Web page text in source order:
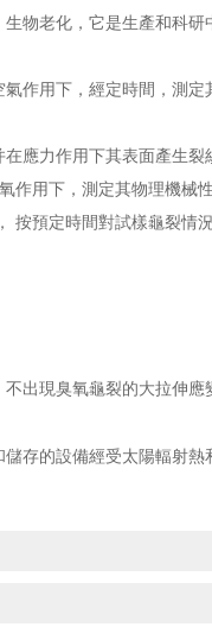
老化，它是生產和科研
用下，經定時間，測定
力作用下其表面產生裂
作用下，測定其物理機械
預定時間對試樣龜裂情況
出現臭氧龜裂的大拉伸應
存的設備經受太陽輻射熱